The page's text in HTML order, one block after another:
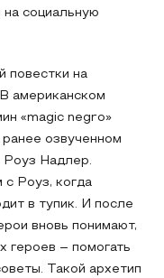
социальную
повестки на
американском
«magic negro»
озвученном
Роуз Надлер.
с Роуз, когда
в тупик. И после
вновь понимают,
героев – помогать
Такой архетип